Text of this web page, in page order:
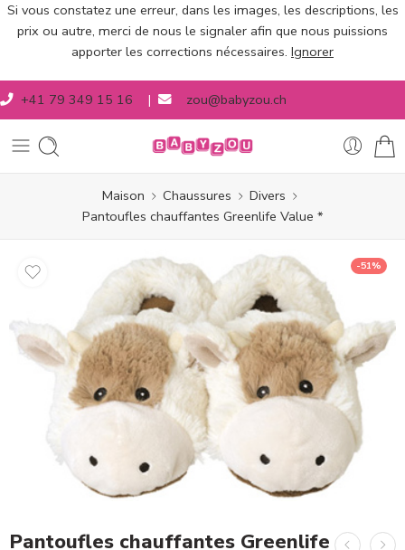
Si vous constatez une erreur, dans les images, les descriptions, les
prix ou autre, merci de nous le signaler afin que nous puissions
apporter les corrections nécessaires. Ignorer
+41 79 349 15 16 | zou@babyzou.ch
Maison Chaussures
Divers
Pantoufles chauffantes Greenlife Value *
-51%
Pantoufles chauffantes Greenlife